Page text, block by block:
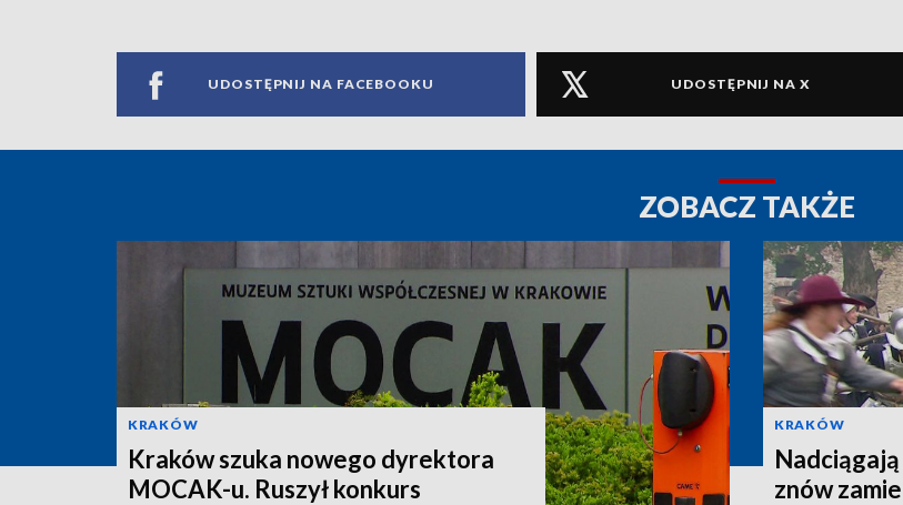
UDOSTĘPNIJ NA FACEBOOKU UDOSTĘPNIJ NA X
ZOBACZ TAKŻE
KRAKÓW
Kraków szuka nowego dyrektora
MOCAK-u. Ruszył konkurs
KRAKÓW
znów